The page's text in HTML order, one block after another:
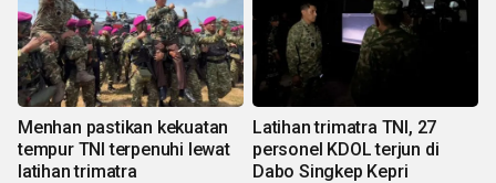
Menhan pastikan kekuatan
tempur TNI terpenuhi lewat
latihan trimatra
Latihan trimatra TNI, 27
personel KDOL terjun di
Dabo Singkep Kepri